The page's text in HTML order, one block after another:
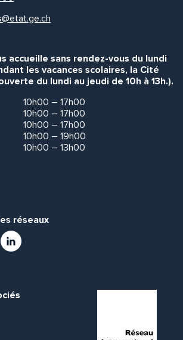
accueille sans rendez-vous du lundi
les vacances scolaires, la Cité
du lundi au jeudi de 10h à 13h.).
10h00 – 17h00
10h00 – 17h00
10h00 – 17h00
10h00 – 19h00
10h00 – 13h00
réseaux
LinkedIn